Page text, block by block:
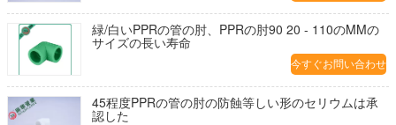
緑/白いPPRの管の肘、PPRの肘90 20 - 110のMMの
サイズの長い寿命
今すぐお問い合わせ
45程度PPRの管の肘の防蝕等しい形のセリウムは承
認した